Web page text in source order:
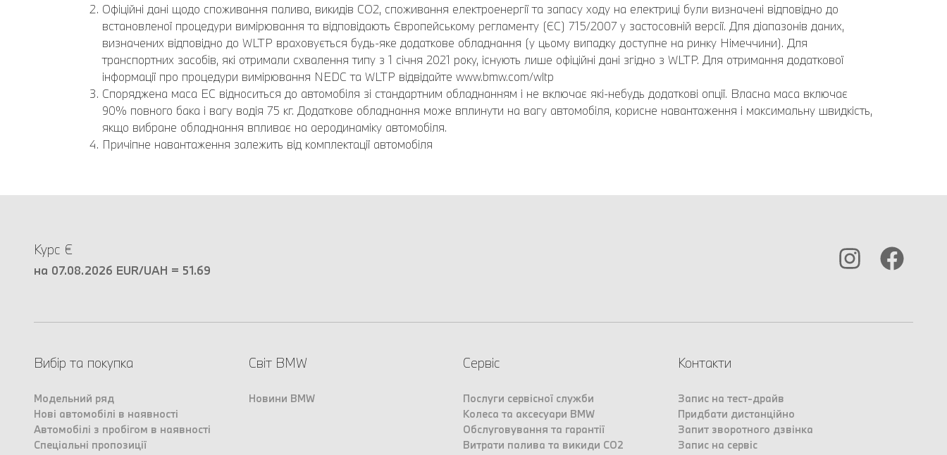
Офіційні дані щодо споживання палива, викидів CO2, споживання електроенергії та запасу ходу на електриці були визначені відповідно до
встановленої процедури вимірювання та відповідають Європейському регламенту (ЄС) 715/2007 у застосовній версії. Для діапазонів даних,
визначених відповідно до WLTP враховується будь-яке додаткове обладнання (у цьому випадку доступне на ринку Німеччини). Для
транспортних засобів, які отримали схвалення типу з 1 січня 2021 року, існують лише офіційні дані згідно з WLTP. Для отримання додаткової
інформації про процедури вимірювання NEDC та WLTP відвідайте www.bmw.com/wltp
Споряджена маса EC відноситься до автомобіля зі стандартним обладнанням і не включає які-небудь додаткові опції. Власна маса включає
90% повного бака і вагу водія 75 кг. Додаткове обладнання може вплинути на вагу автомобіля, корисне навантаження і максимальну швидкість,
якщо вибране обладнання впливає на аеродинаміку автомобіля.
Причіпне навантаження залежить від комплектації автомобіля
Курс €
на 07.08.2026 EUR/UAH = 51.69
Вибір та покупка
Модельний ряд
Нові автомобілі в наявності
Автомобілі з пробігом в наявності
Спеціальні пропозиції
Світ BMW
Новини BMW
Сервіс
Послуги сервісної служби
Колеса та аксесуари BMW
Обслуговування та гарантії
Витрати палива та викиди CO2
Контакти
Запис на тест-драйв
Придбати дистанційно
Запит зворотного дзвінка
Запис на сервіс